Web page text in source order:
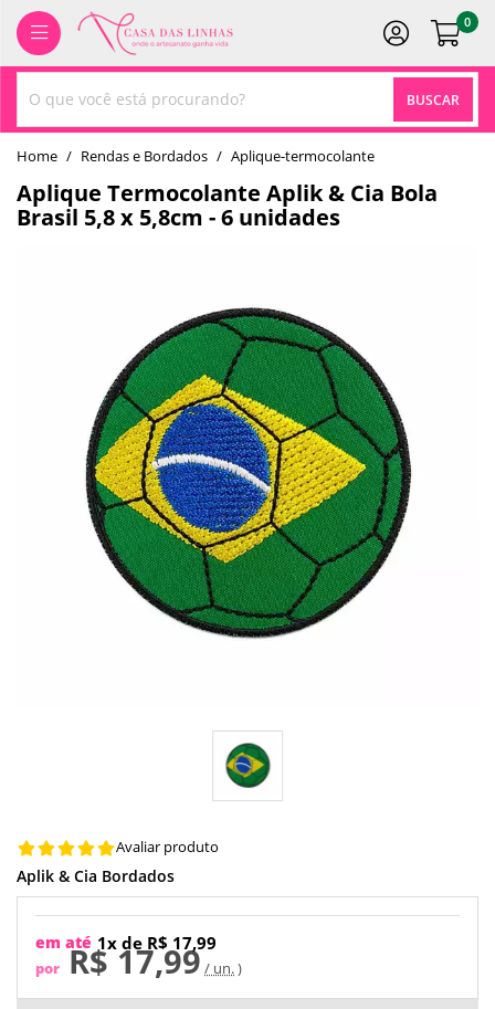
BUSCAR
0
home Rendas e Bordados aplique-termocolante
Aplique Termocolante Aplik & Cia Bola
Brasil 5,8 x 5,8cm - 6 unidades
Avaliar produto
Aplik & Cia Bordados
por R$ 17,99/ un.
em até 1x de R$ 17,99